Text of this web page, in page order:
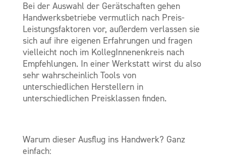
Bei der Auswahl der Gerätschaften gehen
Handwerksbetriebe vermutlich nach Preis-
Leistungsfaktoren vor, außerdem verlassen sie
sich auf ihre eigenen Erfahrungen und fragen
vielleicht noch im KollegInnenenkreis nach
Empfehlungen. In einer Werkstatt wirst du also
sehr wahrscheinlich Tools von
unterschiedlichen Herstellern in
unterschiedlichen Preisklassen finden.
Warum dieser Ausflug ins Handwerk? Ganz
einfach: